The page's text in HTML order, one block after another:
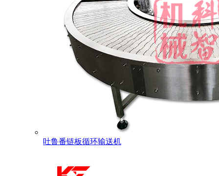
吐鲁番链板循环输送机